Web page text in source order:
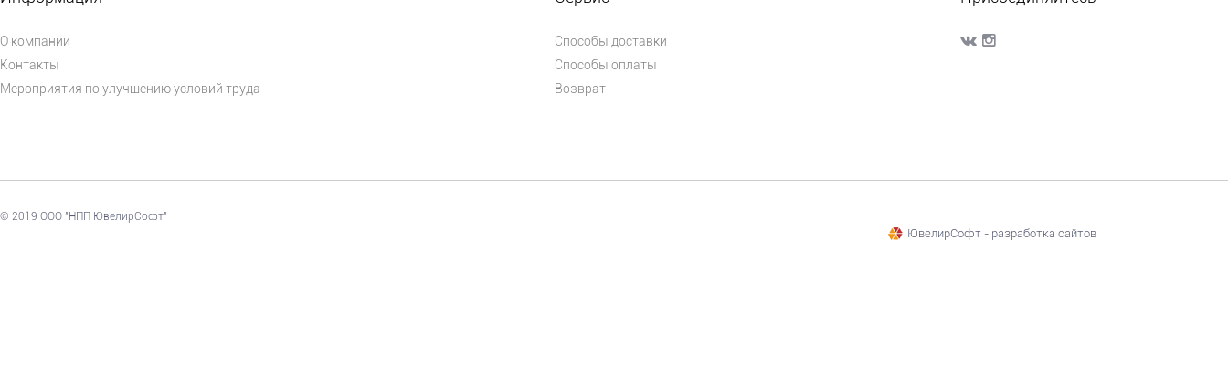
О компании
Контакты
Мероприятия по улучшению условий труда
Способы доставки
Способы оплаты
Возврат
© 2019 ООО "НПП ЮвелирСофт"
ЮвелирСофт - разработка сайтов